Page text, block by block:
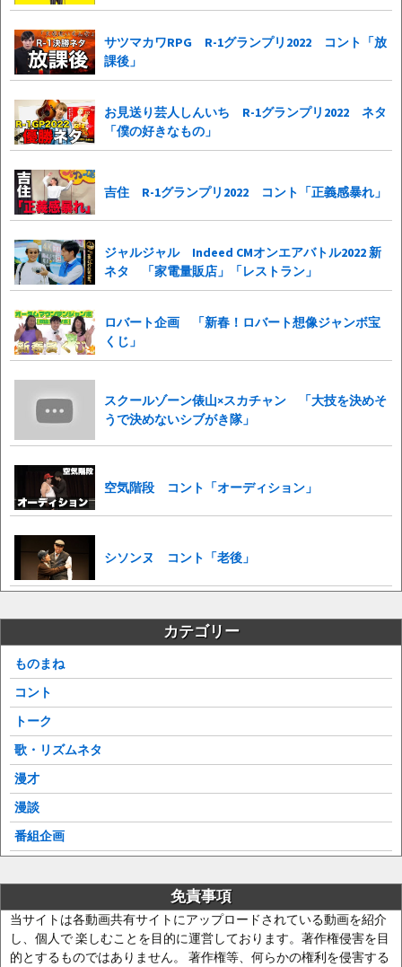
サツマカワRPG R-1グランプリ2022 コント「放
課後」
お見送り芸人しんいち R-1グランプリ2022 ネタ
「僕の好きなもの」
吉住 R-1グランプリ2022 コント「正義感暴れ」
ジャルジャル Indeed CMオンエアバトル2022 新
ネタ 「家電量販店」「レストラン」
ロバート企画 「新春！ロバート想像ジャンボ宝
くじ」
スクールゾーン俵山×スカチャン 「大技を決めそ
うで決めないシブがき隊」
空気階段 コント「オーディション」
シソンヌ コント「老後」
カテゴリー
ものまね
コント
トーク
歌・リズムネタ
漫才
漫談
番組企画
免責事項
当サイトは各動画共有サイトにアップロードされている動画を紹介
し、個人で 楽しむことを目的に運営しております。著作権侵害を目
的とするものではありません。 著作権等、何らかの権利を侵害する